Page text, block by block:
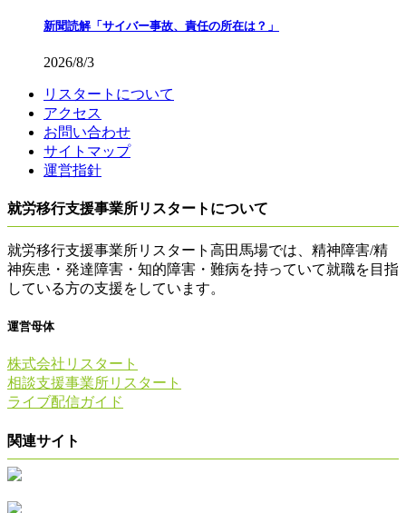
新聞読解「サイバー事故、責任の所在は？」
2026/8/3
リスタートについて
アクセス
お問い合わせ
サイトマップ
運営指針
就労移行支援事業所リスタートについて
就労移行支援事業所リスタート高田馬場では、精神障害/精
神疾患・発達障害・知的障害・難病を持っていて就職を目指
している方の支援をしています。
運営母体
株式会社リスタート
相談支援事業所リスタート
ライブ配信ガイド
関連サイト